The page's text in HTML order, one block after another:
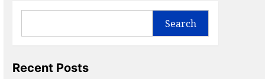
Search
Recent Posts